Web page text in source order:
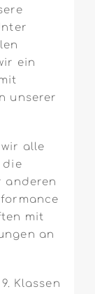
ein
unserer
alle
die
anderen
mit
an
Klassen